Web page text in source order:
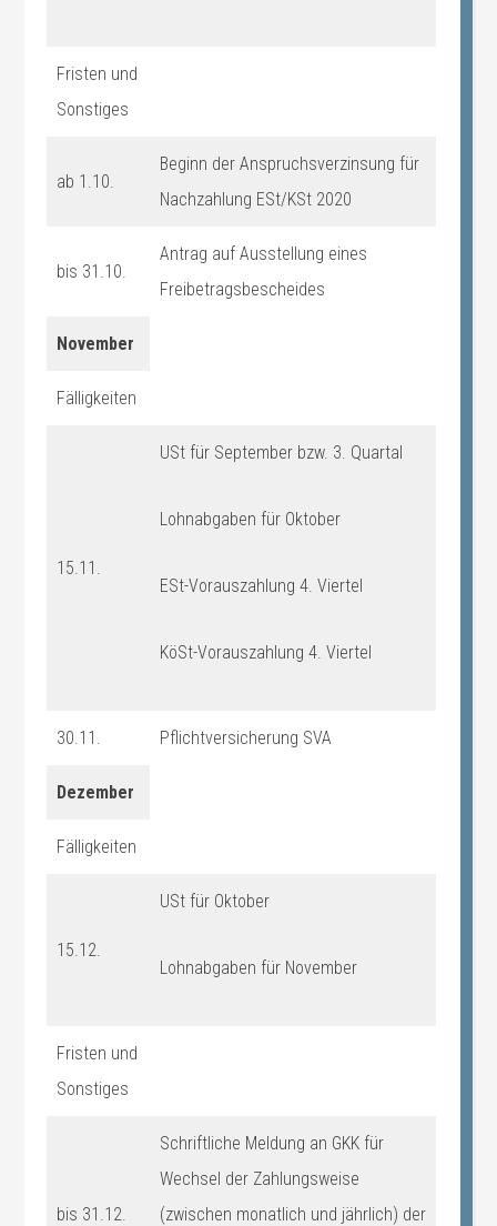
Fristen und
Sonstiges
ab 1.10.
Beginn der Anspruchsverzinsung für
Nachzahlung ESt/KSt 2020
bis 31.10.
Antrag auf Ausstellung eines
Freibetragsbescheides
November
Fälligkeiten
15.11.
USt für September bzw. 3. Quartal
Lohnabgaben für Oktober
ESt-Vorauszahlung 4. Viertel
KöSt-Vorauszahlung 4. Viertel
30.11. Pflichtversicherung SVA
Dezember
Fälligkeiten
15.12.
USt für Oktober
Lohnabgaben für November
Fristen und
Sonstiges
bis 31.12.
Schriftliche Meldung an GKK für
Wechsel der Zahlungsweise
(zwischen monatlich und jährlich) der